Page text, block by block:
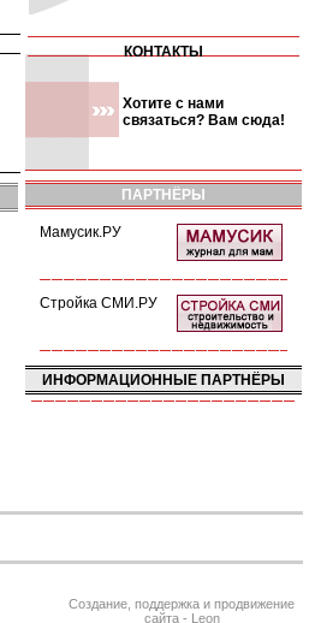
КОНТАКТЫ
Хотите с нами
связаться? Вам сюда!
ПАРТНЁРЫ
Мамусик.РУ
Стройка СМИ.РУ
ИНФОРМАЦИОННЫЕ ПАРТНЁРЫ
Создание, поддержка и продвижение
сайта - Leon